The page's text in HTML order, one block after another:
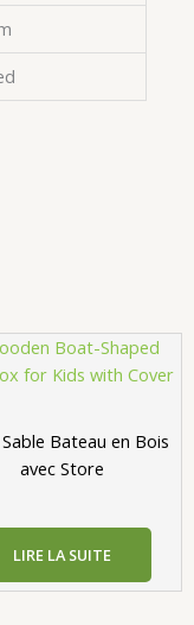
Bateau en Bois
avec Store
LIRE LA SUITE